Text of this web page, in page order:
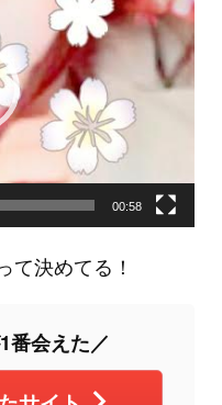
00:58
て決めてる！
番会えた／